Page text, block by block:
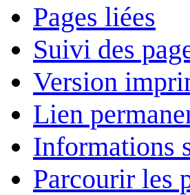
Pages liées
Suivi des
Version
Lien
Informations
Parcourir les